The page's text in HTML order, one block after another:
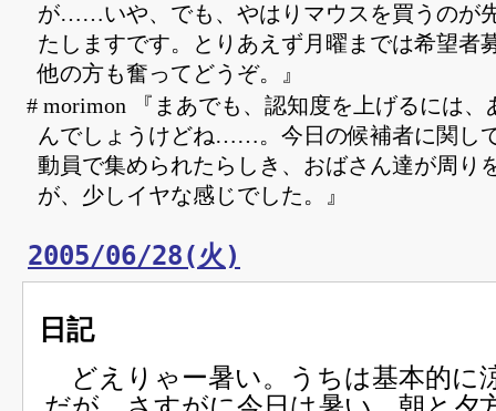
が……いや、でも、やはりマウスを買うのが
たしますです。とりあえず月曜までは希望者
他の方も奮ってどうぞ。』
# morimon 『まあでも、認知度を上げるには、
んでしょうけどね……。今日の候補者に関し
動員で集められたらしき、おばさん達が周り
が、少しイヤな感じでした。』
2005/06/28(火)
日記
どえりゃー暑い。うちは基本的に